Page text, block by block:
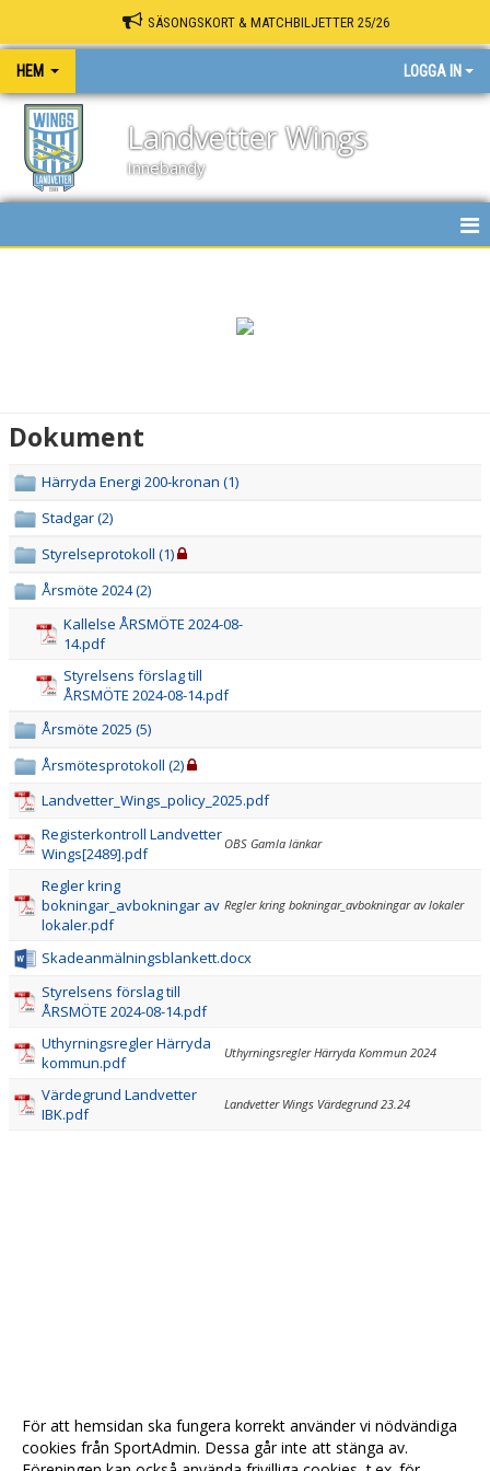
SÄSONGSKORT & MATCHBILJETTER 25/26
HEM LOGGA IN
Landvetter Wings
Innebandy
VÅRA LAG/TRÄNARE
WINGS KLUBBSHOP
MEDLEMSAVGIFTER
STYRELSEN
DOKUMENT
BÖRJA SPELA INNEBANDY
MATCHARRANGEMANG/SAMMANDRAG
SÄSONGSKORT & BILJETTER
KONTAKT
Dokument
Härryda Energi 200-kronan (1)
Stadgar (2)
Styrelseprotokoll (1)
Årsmöte 2024 (2)
Kallelse ÅRSMÖTE 2024-08-
14.pdf
Styrelsens förslag till
ÅRSMÖTE 2024-08-14.pdf
Årsmöte 2025 (5)
Årsmötesprotokoll (2)
Landvetter_Wings_policy_2025.pdf
Registerkontroll Landvetter
Wings[2489].pdf
OBS Gamla länkar
Regler kring
bokningar_avbokningar av
lokaler.pdf
Regler kring bokningar_avbokningar av lokaler
Skadeanmälningsblankett.docx
Styrelsens förslag till
ÅRSMÖTE 2024-08-14.pdf
Uthyrningsregler Härryda
kommun.pdf
Uthyrningsregler Härryda Kommun 2024
Värdegrund Landvetter
IBK.pdf
Landvetter Wings Värdegrund 23.24
För att hemsidan ska fungera korrekt använder vi nödvändiga
cookies från SportAdmin. Dessa går inte att stänga av.